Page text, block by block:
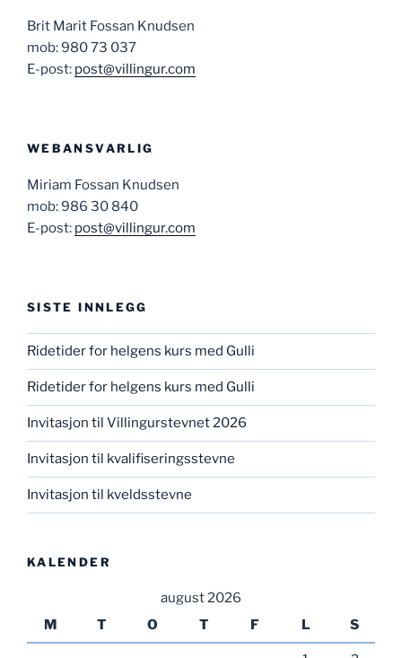
Brit Marit Fossan Knudsen
mob: 980 73 037
E-post: post@villingur.com
WEBANSVARLIG
Miriam Fossan Knudsen
mob: 986 30 840
E-post: post@villingur.com
SISTE INNLEGG
Ridetider for helgens kurs med Gulli
Ridetider for helgens kurs med Gulli
Invitasjon til Villingurstevnet 2026
Invitasjon til kvalifiseringsstevne
Invitasjon til kveldsstevne
KALENDER
august 2026
M
T O T F L S